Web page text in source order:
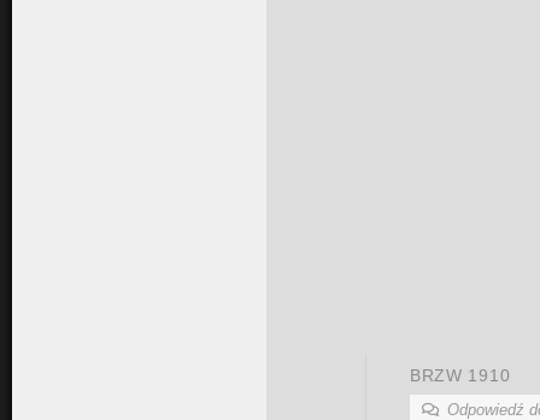
BRZW 1910
Odpowiedź